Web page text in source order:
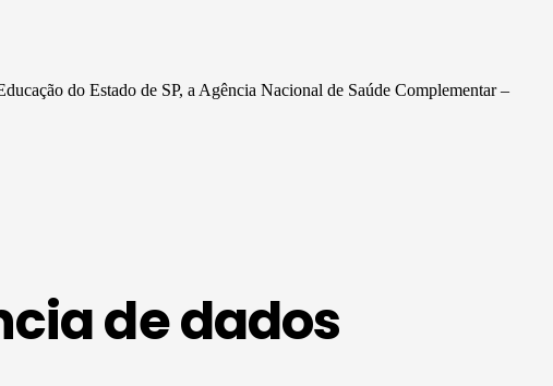
do Estado de SP, a Agência Nacional de Saúde Complementar –
de dados